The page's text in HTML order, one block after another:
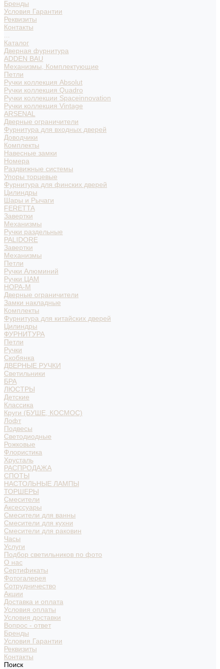
Бренды
Условия Гарантии
Реквизиты
Контакты
Каталог
Дверная фурнитура
ADDEN BAU
Механизмы, Комплектующие
Петли
Ручки коллекция Absolut
Ручки коллекция Quadro
Ручки коллекции Spaceinnovation
Ручки коллекция Vintage
ARSENAL
Дверные ограничители
Фурнитура для входных дверей
Доводчики
Комплекты
Навесные замки
Номера
Раздвижные системы
Упоры торцевые
Фурнитура для финских дверей
Цилиндры
Шары и Рычаги
FERETTA
Завертки
Механизмы
Ручки раздельные
PALIDORE
Завертки
Механизмы
Петли
Ручки Алюминий
Ручки ЦАМ
НОРА-М
Дверные ограничители
Замки накладные
Комплекты
Фурнитура для китайских дверей
Цилиндры
ФУРНИТУРА
Петли
Ручки
Скобянка
ДВЕРНЫЕ РУЧКИ
Светильники
БРА
ЛЮСТРЫ
Детские
Классика
Круги (БУШЕ, КОСМОС)
Лофт
Подвесы
Светодиодные
Рожковые
Флористика
Хрусталь
РАСПРОДАЖА
СПОТЫ
НАСТОЛЬНЫЕ ЛАМПЫ
ТОРШЕРЫ
Смесители
Аксессуары
Смесители для ванны
Смесители для кухни
Смесители для раковин
Часы
Услуги
Подбор светильников по фото
О нас
Сертификаты
Фотогалерея
Сотрудничество
Акции
Доставка и оплата
Условия оплаты
Условия доставки
Вопрос - ответ
Бренды
Условия Гарантии
Реквизиты
Контакты
Поиск